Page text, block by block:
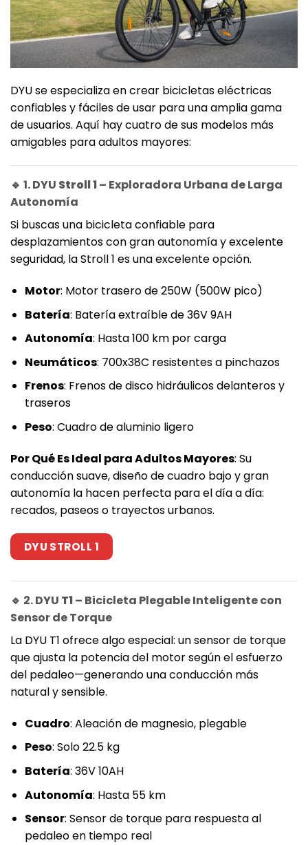
DYU se especializa en crear bicicletas eléctricas
confiables y fáciles de usar para una amplia gama
de usuarios. Aquí hay cuatro de sus modelos más
amigables para adultos mayores:
🔹 1. DYU Stroll 1– Exploradora Urbana de Larga
Autonomía
Si buscas una bicicleta confiable para
desplazamientos con gran autonomía y excelente
seguridad, la Stroll 1 es una excelente opción.
Motor: Motor trasero de 250W (500W pico)
Batería: Batería extraíble de 36V 9AH
Autonomía: Hasta 100 km por carga
Neumáticos: 700x38C resistentes a pinchazos
Frenos: Frenos de disco hidráulicos delanteros y
traseros
Peso: Cuadro de aluminio ligero
Por Qué Es Ideal para Adultos Mayores: Su
conducción suave, diseño de cuadro bajo y gran
autonomía la hacen perfecta para el día a día:
recados, paseos o trayectos urbanos.
DYU STROLL 1
🔹 2. DYU T1– Bicicleta Plegable Inteligente con
Sensor de Torque
La DYU T1 ofrece algo especial: un sensor de torque
que ajusta la potencia del motor según el esfuerzo
del pedaleo—generando una conducción más
natural y sensible.
Cuadro: Aleación de magnesio, plegable
Peso: Solo 22.5 kg
Batería: 36V 10AH
Autonomía: Hasta 55 km
Sensor: Sensor de torque para respuesta al
pedaleo en tiempo real